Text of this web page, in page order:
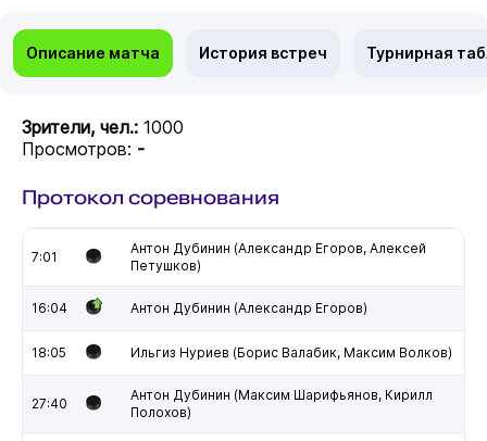
Описание матча История встреч Турнирная
Зрители, чел.: 1000
Просмотров: -
Протокол соревнования
7:01
Антон Дубинин (Александр Егоров, Алексей
Петушков)
16:04 Антон Дубинин (Александр Егоров)
18:05 Ильгиз Нуриев (Борис Валабик, Максим Волков)
27:40
Антон Дубинин (Максим Шарифьянов, Кирилл
Полохов)